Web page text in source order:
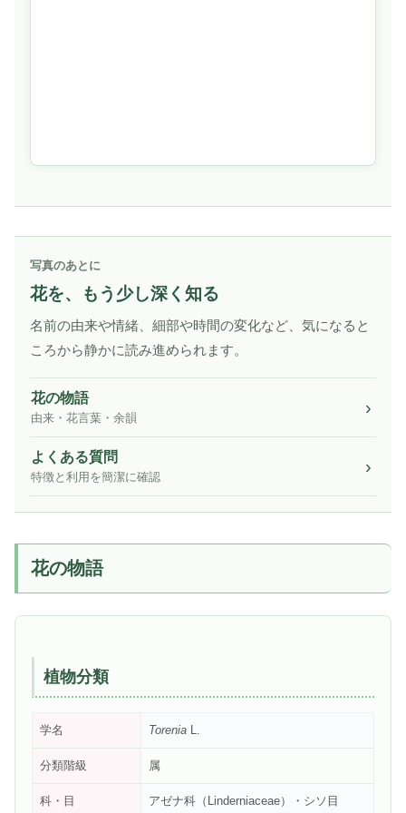
写真のあとに
花を、もう少し深く知る
名前の由来や情緒、細部や時間の変化など、気になると
ころから静かに読み進められます。
花の物語
由来・花言葉・余韻
よくある質問
特徴と利用を簡潔に確認
花の物語
植物分類
学名 Torenia L.
分類階級 属
科・目
アゼナ科（Linderniaceae）・シソ目